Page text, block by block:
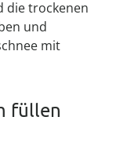
die trockenen
und
mit
füllen